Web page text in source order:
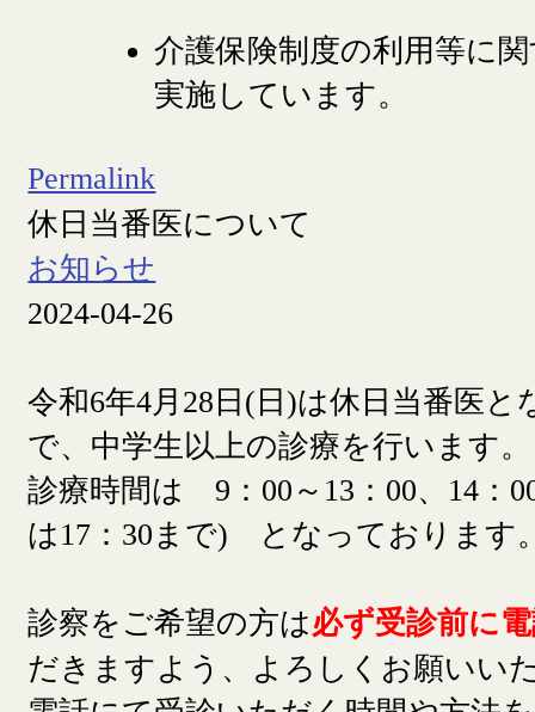
介護保険制度の利用等に
実施しています。
Permalink
休日当番医について
お知らせ
2024-04-26
令和6年4月28日(日)は休日当番医
で、中学生以上の診療を行います。
診療時間は 9：00～13：00、14：
は17：30まで) となっております
診察をご希望の方は必ず受診前に
だきますよう、よろしくお願いい